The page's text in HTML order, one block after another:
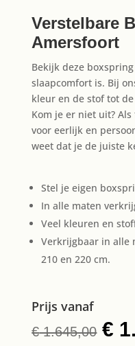
Verstelbare
Amersfoort
Bekijk deze
slaapcomfort is. Bij
kleur en de stof tot
Kom je er niet uit?
voor eerlijk en
weet dat je de juiste
Stel je eigen
In alle maten
Veel kleuren en
Verkrijgbaar in alle
210 en 220 cm.
Prijs vanaf
€1.645,00 €